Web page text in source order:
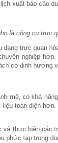
xuất báo cáo
là công cụ trực
dạng trực quan
nghiệp
có định hướng
mẽ, có khả
liệu toàn diện
và thực hiện
phức tạp trong